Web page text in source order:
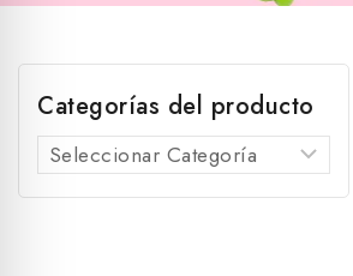
Categorías del producto